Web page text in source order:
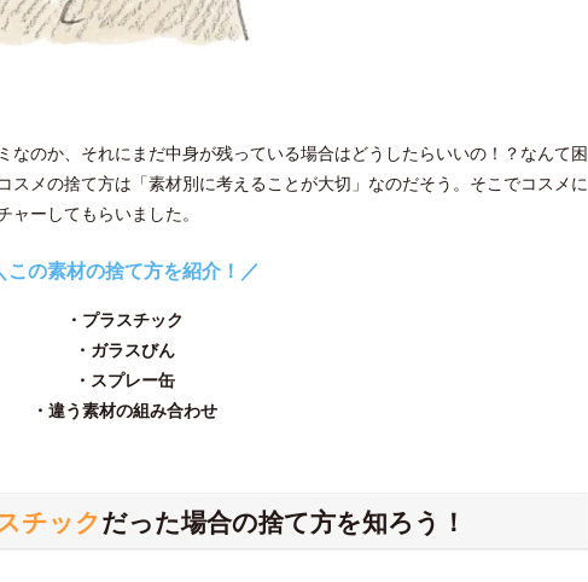
なのか、それにまだ中身が残っている場合はどうしたらいいの！？なんて困
スメの捨て方は「素材別に考えることが大切」なのだそう。そこでコスメに
ーしてもらいました。
この素材の捨て方を紹介！／
・プラスチック
・ガラスびん
・スプレー缶
・違う素材の組み合わせ
チックだった場合の捨て方を知ろう！